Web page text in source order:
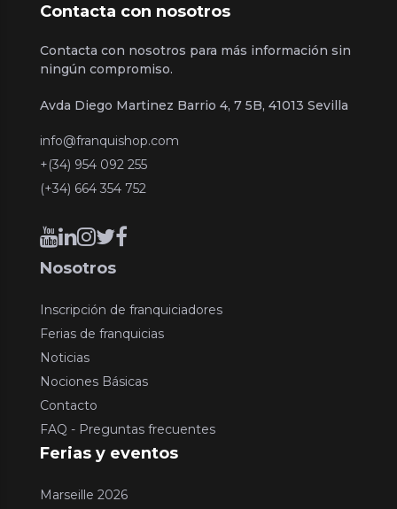
Contacta con nosotros
Contacta con nosotros para más información sin
ningún compromiso.
Avda Diego Martinez Barrio 4, 7 5B, 41013 Sevilla
info@franquishop.com
+(34) 954 092 255
(+34) 664 354 752
Nosotros
Inscripción de franquiciadores
Ferias de franquicias
Noticias
Nociones Básicas
Contacto
FAQ - Preguntas frecuentes
Ferias y eventos
Marseille 2026